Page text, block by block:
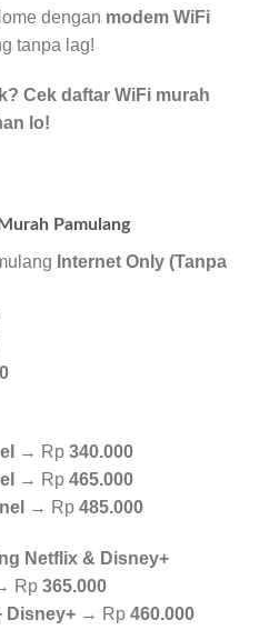
dengan modem WiFi
tanpa lag!
Cek daftar WiFi murah
lo!
Pamulang
Internet Only (Tanpa
→ Rp 340.000
→ Rp 465.000
→ Rp 485.000
Netflix & Disney+
Rp 365.000
Disney+ → Rp 460.000